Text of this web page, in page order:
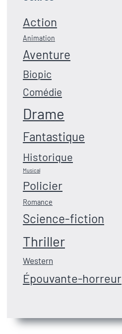
Action
Animation
Aventure
Biopic
Comédie
Drame
Fantastique
Historique
Musical
Policier
Romance
Science-fiction
Thriller
Western
Épouvante-horreur